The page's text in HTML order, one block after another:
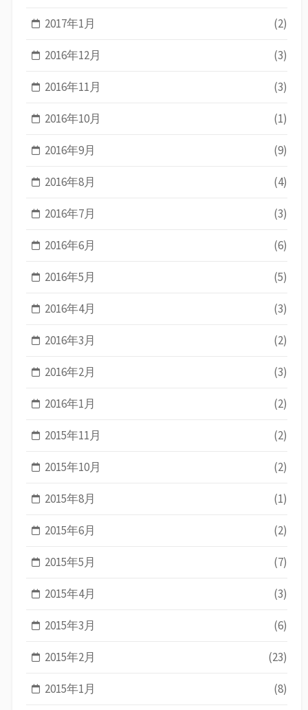
2017年1月 (2)
2016年12月 (3)
2016年11月 (3)
2016年10月 (1)
2016年9月 (9)
2016年8月 (4)
2016年7月 (3)
2016年6月 (6)
2016年5月 (5)
2016年4月 (3)
2016年3月 (2)
2016年2月 (3)
2016年1月 (2)
2015年11月 (2)
2015年10月 (2)
2015年8月 (1)
2015年6月 (2)
2015年5月 (7)
2015年4月 (3)
2015年3月 (6)
2015年2月 (23)
2015年1月 (8)